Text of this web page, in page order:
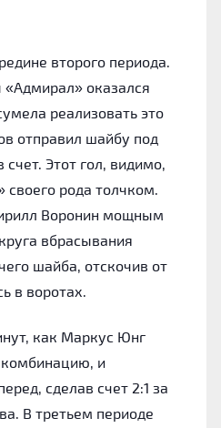
второго периода.
оказался
реализовать это
отправил шайбу под
Этот гол, видимо,
рода толчком.
Воронин мощным
вбрасывания
шайба, отскочив от
в воротах.
как Маркус Юнг
и
сделав счет 2:1 за
В третьем периоде